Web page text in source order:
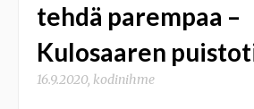
tehdä parempaa –
Kulosaaren
16.9.2020, kodinihme